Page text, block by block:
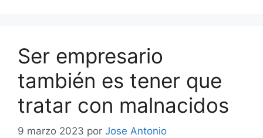
Ser empresario
también es tener que
tratar con malnacidos
9 marzo 2023 por Jose Antonio